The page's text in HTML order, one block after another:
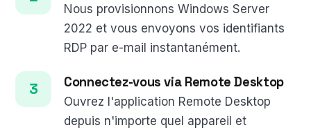
Nous provisionnons Windows Server
2022 et vous envoyons vos identifiants
RDP par e-mail instantanément.
Connectez-vous via Remote Desktop
Ouvrez l'application Remote Desktop
depuis n'importe quel appareil et